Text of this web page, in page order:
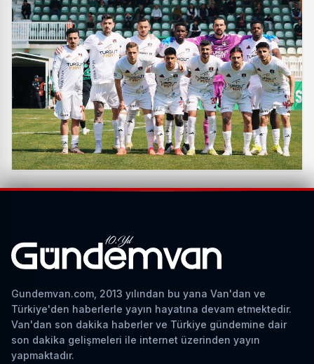
Gundemvan.com, 2013 yılından bu yana Van'dan ve
Türkiye'den haberlerle yayın hayatına devam etmektedir.
Van'dan son dakika haberler ve Türkiye gündemine dair
son dakika gelişmeleri ile internet üzerinden yayın
yapmaktadır.